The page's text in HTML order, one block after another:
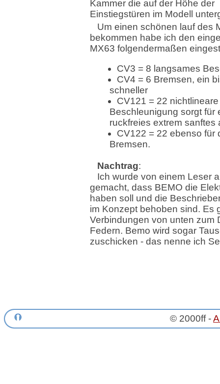
Kammer die auf der Höhe der
Einstiegstüren im Modell
Um einen schönen lauf des
bekommen habe ich den
MX63 folgendermaßen
CV3 = 8 langsames
CV4 = 6 Bremsen, ein
schneller
CV121 = 22 nichtlineare
Beschleunigung sorgt für
ruckfreies extrem sanftes
CV122 = 22 ebenso für
Bremsen.
Nachtrag:
Ich wurde von einem Leser
gemacht, dass BEMO die
haben soll und die
im Konzept behoben sind. Es
Verbindungen von unten zum
Federn. Bemo wird sogar
zuschicken - das nenne ich
© 2000ff -